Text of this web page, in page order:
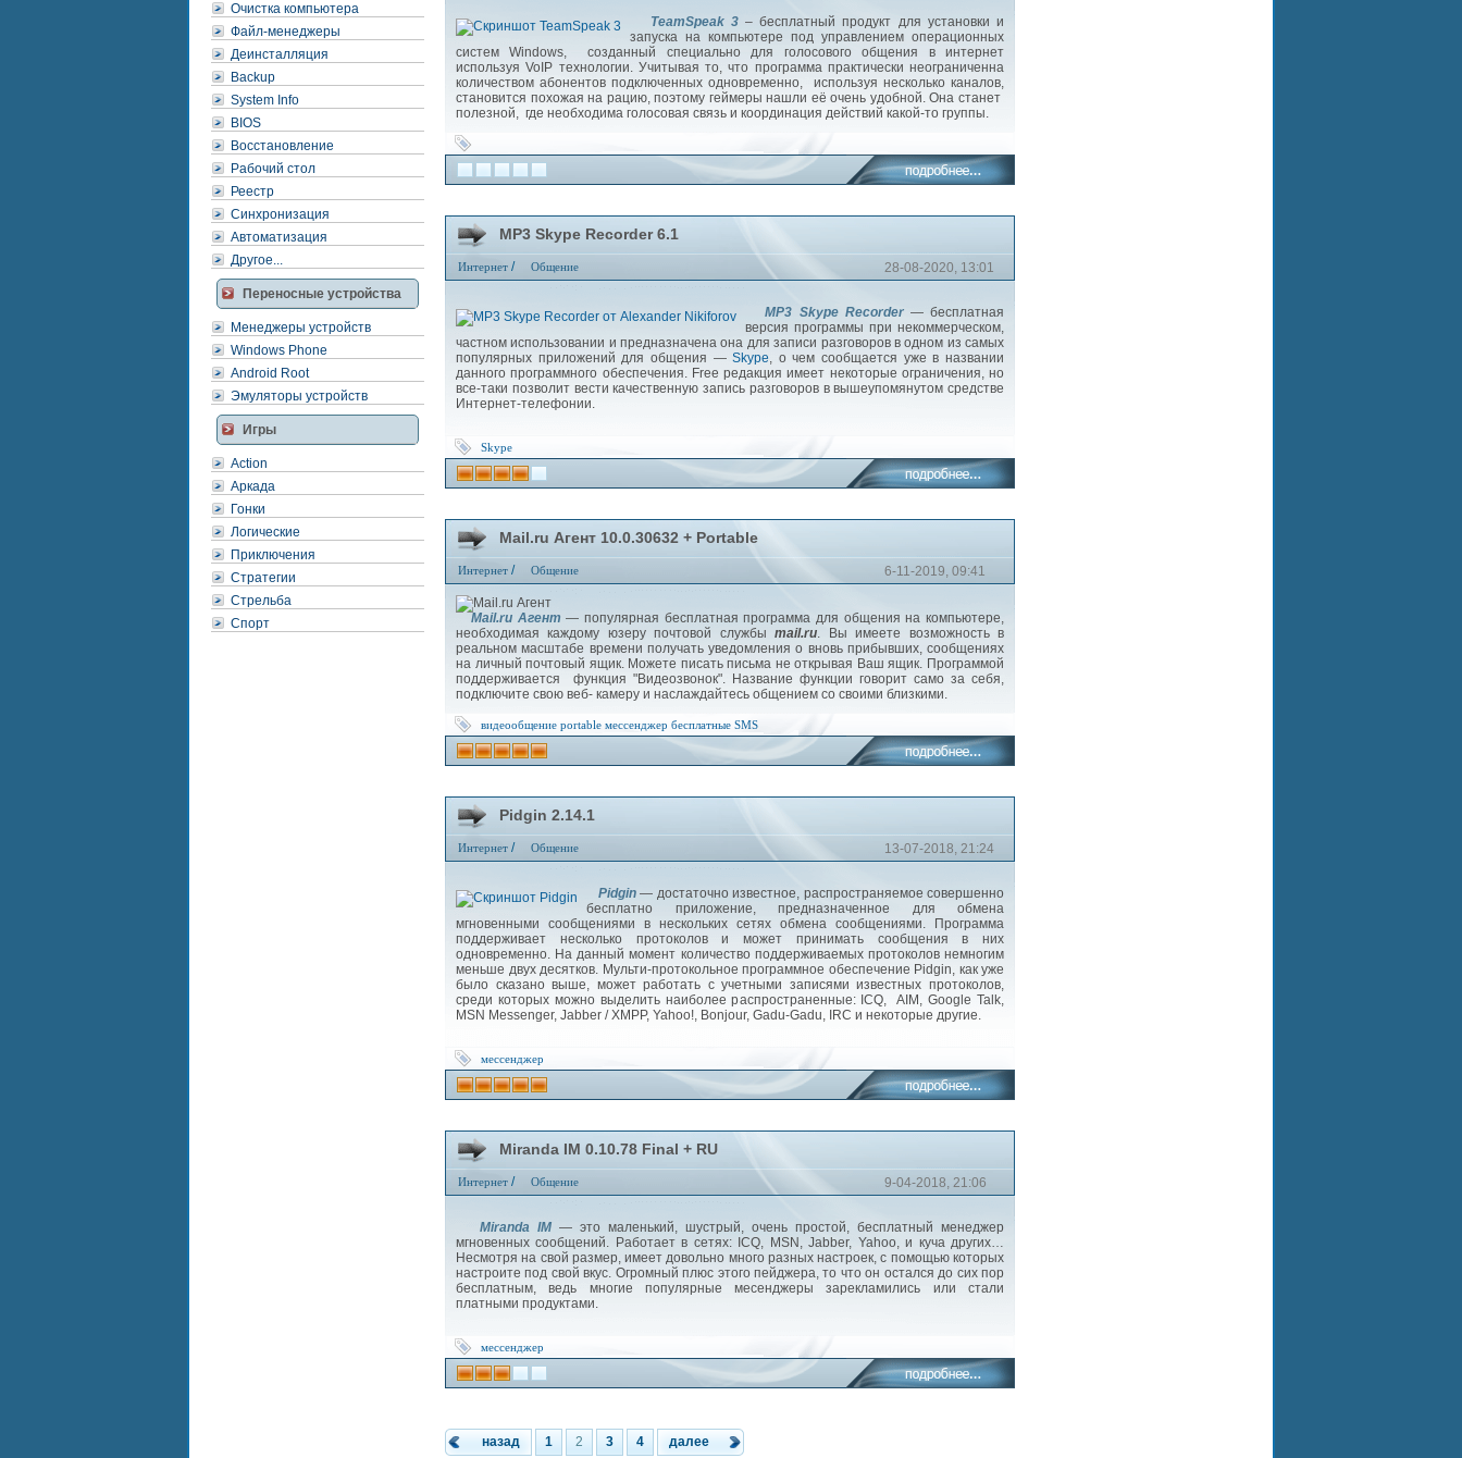
Очистка компьютера
Файл-менеджеры
Деинсталляция
Backup
System Info
BIOS
Восстановление
Рабочий стол
Реестр
Синхронизация
Автоматизация
Другое...
Переносные устройства
Менеджеры устройств
Windows Phone
Android Root
Эмуляторы устройств
Игры
Action
Аркада
Гонки
Логические
Приключения
Стратегии
Стрельба
Спорт
TeamSpeak 3– бесплатный продукт для установки и
запуска на компьютере под управлением операционных
систем Windows, созданный специально для голосового общения в интернет
используя VoIP технологии. Учитывая то, что программа практически неограниченна
количеством абонентов подключенных одновременно, используя несколько каналов,
становится похожая на рацию, поэтому геймеры нашли её очень удобной. Она станет
полезной, где необходима голосовая связь и координация действий какой-то группы.
MP3 Skype Recorder 6.1
Интернет / Общение 28-08-2020, 13:01
MP3 Skype Recorder— бесплатная
версия программы при некоммерческом,
частном использовании и предназначена она для записи разговоров в одном из самых
популярных приложений для общения —Skype, о чем сообщается уже в названии
данного программного обеспечения. Free редакция имеет некоторые ограничения, но
все-таки позволит вести качественную запись разговоров в вышеупомянутом средстве
Интернет-телефонии.
Skype
Mail.ru Агент 10.0.30632 + Portable
Интернет / Общение 6-11-2019, 09:41
Mail.ru Агент — популярная бесплатная программа для общения на компьютере,
необходимая каждому юзеру почтовой службыmail.ru. Вы имеете возможность в
реальном масштабе времени получать уведомления о вновь прибывших, сообщениях
на личный почтовый ящик. Можете писать письма не открывая Ваш ящик. Программой
поддерживается функция "Видеозвонок". Название функции говорит само за себя,
подключите свою веб- камеру и наслаждайтесь общением со своими близкими.
видеообщение portable мессенджер бесплатные SMS
Pidgin 2.14.1
Интернет / Общение 13-07-2018, 21:24
Pidgin— достаточно известное, распространяемое совершенно
бесплатно приложение, предназначенное для обмена
мгновенными сообщениями в нескольких сетях обмена сообщениями. Программа
поддерживает несколько протоколов и может принимать сообщения в них
одновременно. На данный момент количество поддерживаемых протоколов немногим
меньше двух десятков. Мульти-протокольное программное обеспечение Pidgin, как уже
было сказано выше, может работать с учетными записями известных протоколов,
среди которых можно выделить наиболее распространенные: ICQ, AIM, Google Talk,
MSN Messenger, Jabber / XMPP, Yahoo!, Bonjour, Gadu-Gadu, IRC и некоторые другие.
мессенджер
Miranda IM 0.10.78 Final + RU
Интернет / Общение 9-04-2018, 21:06
Miranda IM — это маленький, шустрый, очень простой, бесплатный менеджер
мгновенных сообщений. Работает в сетях: ICQ, MSN, Jabber, Yahoo, и куча других…
Несмотря на свой размер, имеет довольно много разных настроек, с помощью которых
настроите под свой вкус. Огромный плюс этого пейджера, то что он остался до сих пор
бесплатным, ведь многие популярные месенджеры зарекламились или стали
платными продуктами.
мессенджер
назад 1 2 3 4 далее